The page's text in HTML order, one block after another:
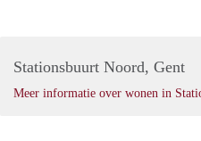
Stationsbuurt Noord, Gent
Meer informatie over wonen in